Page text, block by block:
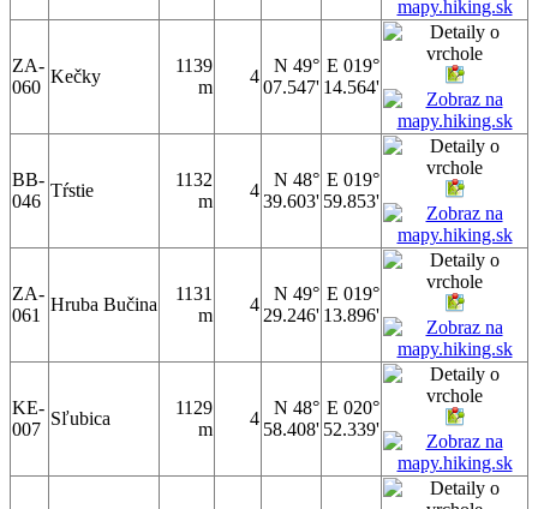
ZA-
060
Kečky
1139
m
4
N 49°
07.547'
E 019°
14.564'
BB-
046
Tŕstie
1132
m
4
N 48°
39.603'
E 019°
59.853'
ZA-
061
Hruba Bučina
1131
m
4
N 49°
29.246'
E 019°
13.896'
KE-
007
Sľubica
1129
m
4
N 48°
58.408'
E 020°
52.339'